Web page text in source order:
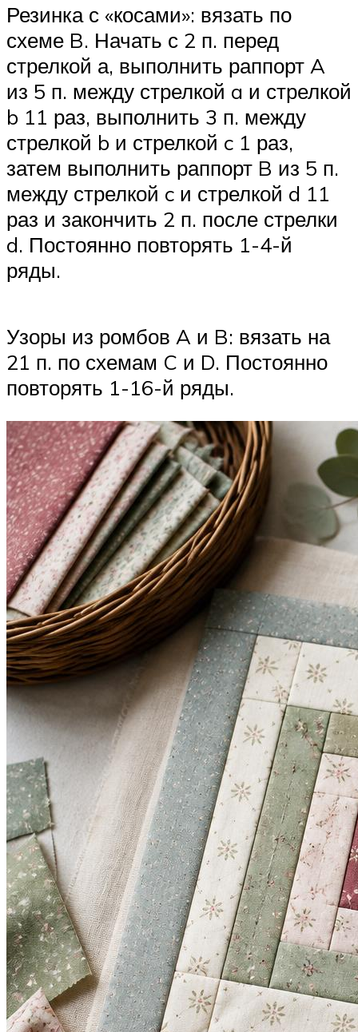
Резинка с «косами»: вязать по
схеме B. Начать с 2 п. перед
стрелкой а, выполнить раппорт A
из 5 п. между стрелкой a и стрелкой
b 11 раз, выполнить 3 п. между
стрелкой b и стрелкой c 1 раз,
затем выполнить раппорт B из 5 п.
между стрелкой c и стрелкой d 11
раз и закончить 2 п. после стрелки
d. Постоянно повторять 1-4-й
ряды.
Узоры из ромбов A и B: вязать на
21 п. по схемам C и D. Постоянно
повторять 1-16-й ряды.